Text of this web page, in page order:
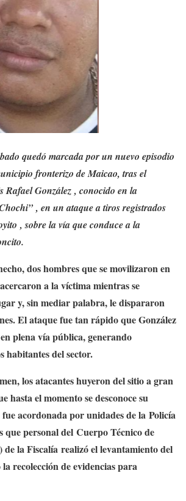
quedó marcada por un nuevo episodio
fronterizo de Maicao, tras el
Rafael González , conocido en la
, en un ataque a tiros registrados
, sobre la vía que conduce a la
dos hombres que se movilizaron en
a la víctima mientras se
y, sin mediar palabra, le dispararon
El ataque fue tan rápido que González
plena vía pública, generando
habitantes del sector.
los atacantes huyeron del sitio a gran
hasta el momento se desconoce su
acordonada por unidades de la Policía
que personal del Cuerpo Técnico de
la Fiscalía realizó el levantamiento del
recolección de evidencias para